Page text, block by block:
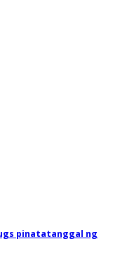
pinatatanggal ng